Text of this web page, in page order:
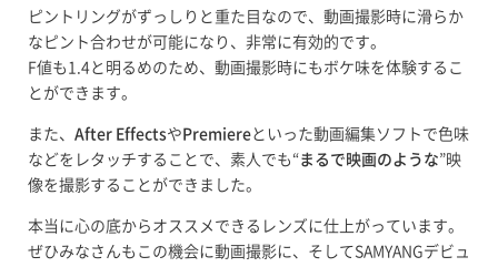
ピントリングがずっしりと重た目なので、動画撮影時に滑らか
なピント合わせが可能になり、非常に有効的です。
F値も1.4と明るめのため、動画撮影時にもボケ味を体験するこ
とができます。
また、 After EffectsやPremiereといった動画編集ソフトで色味
などをレタッチすることで、素人でも“まるで映画のような”映
像を撮影することができました。
本当に心の底からオススメできるレンズに仕上がっています。
ぜひみなさんもこの機会に動画撮影に、そしてSAMYANGデビュ